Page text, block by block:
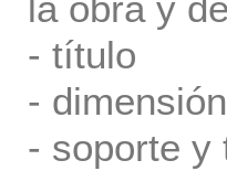
- título
-
- soporte y